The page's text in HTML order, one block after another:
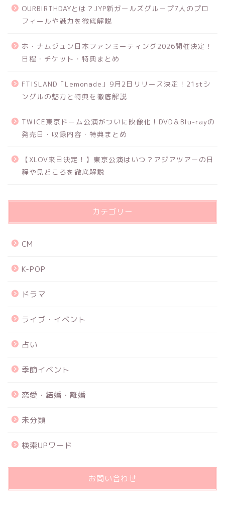
OURBIRTHDAYとは？JYP新ガールズグループ7人のプロ
フィールや魅力を徹底解説
ホ・ナムジュン日本ファンミーティング2026開催決定！
日程・チケット・特典まとめ
FTISLAND「Lemonade」9月2日リリース決定！21stシ
ングルの魅力と特典を徹底解説
TWICE東京ドーム公演がついに映像化！DVD＆Blu-rayの
発売日・収録内容・特典まとめ
【XLOV来日決定！】東京公演はいつ？アジアツアーの日
程や見どころを徹底解説
カテゴリー
CM
K-POP
ドラマ
ライブ・イベント
占い
季節イベント
恋愛・結婚・離婚
未分類
検索UPワード
お問い合わせ